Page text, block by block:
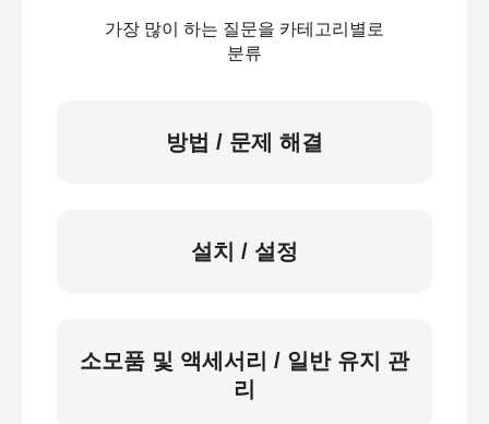
가장 많이 하는 질문을 카테고리별로
분류
방법 / 문제 해결
설치 / 설정
소모품 및 액세서리 / 일반 유지 관
리